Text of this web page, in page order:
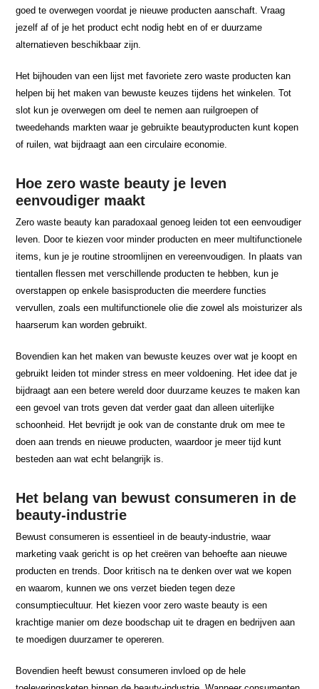
goed te overwegen voordat je nieuwe producten aanschaft. Vraag
jezelf af of je het product echt nodig hebt en of er duurzame
alternatieven beschikbaar zijn.
Het bijhouden van een lijst met favoriete zero waste producten kan
helpen bij het maken van bewuste keuzes tijdens het winkelen. Tot
slot kun je overwegen om deel te nemen aan ruilgroepen of
tweedehands markten waar je gebruikte beautyproducten kunt kopen
of ruilen, wat bijdraagt aan een circulaire economie.
Hoe zero waste beauty je leven
eenvoudiger maakt
Zero waste beauty kan paradoxaal genoeg leiden tot een eenvoudiger
leven. Door te kiezen voor minder producten en meer multifunctionele
items, kun je je routine stroomlijnen en vereenvoudigen. In plaats van
tientallen flessen met verschillende producten te hebben, kun je
overstappen op enkele basisproducten die meerdere functies
vervullen, zoals een multifunctionele olie die zowel als moisturizer als
haarserum kan worden gebruikt.
Bovendien kan het maken van bewuste keuzes over wat je koopt en
gebruikt leiden tot minder stress en meer voldoening. Het idee dat je
bijdraagt aan een betere wereld door duurzame keuzes te maken kan
een gevoel van trots geven dat verder gaat dan alleen uiterlijke
schoonheid. Het bevrijdt je ook van de constante druk om mee te
doen aan trends en nieuwe producten, waardoor je meer tijd kunt
besteden aan wat echt belangrijk is.
Het belang van bewust consumeren in de
beauty-industrie
Bewust consumeren is essentieel in de beauty-industrie, waar
marketing vaak gericht is op het creëren van behoefte aan nieuwe
producten en trends. Door kritisch na te denken over wat we kopen
en waarom, kunnen we ons verzet bieden tegen deze
consumptiecultuur. Het kiezen voor zero waste beauty is een
krachtige manier om deze boodschap uit te dragen en bedrijven aan
te moedigen duurzamer te opereren.
Bovendien heeft bewust consumeren invloed op de hele